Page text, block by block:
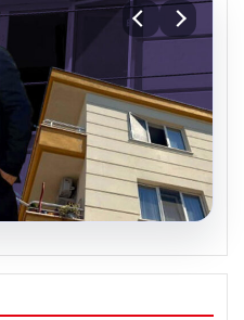
ilaçlaması felakete
yoğun